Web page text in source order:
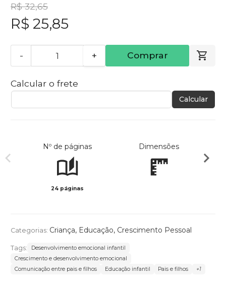
R$ 32,65
R$ 25,85
- + Comprar
Calcular o frete
Calcular
Nº de páginas
24 páginas
Dimensões
Categorias: Criança, Educação, Crescimento Pessoal
Tags:
Desenvolvimento emocional infantil
Crescimento e desenvolvimento emocional
Comunicação entre pais e filhos
Educação infantil Pais e filhos +1